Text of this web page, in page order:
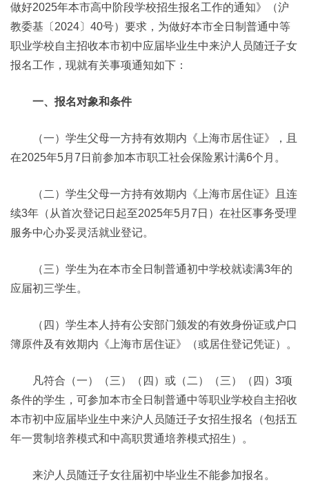
做好2025年本市高中阶段学校招生报名工作的通知》（沪
教委基〔2024〕40号）要求，为做好本市全日制普通中等
职业学校自主招收本市初中应届毕业生中来沪人员随迁子女
报名工作，现就有关事项通知如下：
一、报名对象和条件
（一）学生父母一方持有效期内《上海市居住证》，且
在2025年5月7日前参加本市职工社会保险累计满6个月。
（二）学生父母一方持有效期内《上海市居住证》且连
续3年（从首次登记日起至2025年5月7日）在社区事务受理
服务中心办妥灵活就业登记。
（三）学生为在本市全日制普通初中学校就读满3年的
应届初三学生。
（四）学生本人持有公安部门颁发的有效身份证或户口
簿原件及有效期内《上海市居住证》（或居住登记凭证）。
凡符合（一）（三）（四）或（二）（三）（四）3项
条件的学生，可参加本市全日制普通中等职业学校自主招收
本市初中应届毕业生中来沪人员随迁子女招生报名（包括五
年一贯制培养模式和中高职贯通培养模式招生）。
来沪人员随迁子女往届初中毕业生不能参加报名。